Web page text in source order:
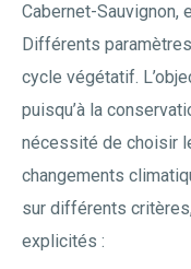
Cabernet-Sauvignon,
Différents
cycle végétatif.
puisqu’à la
nécessité de choisir
changements
sur différents
explicités :